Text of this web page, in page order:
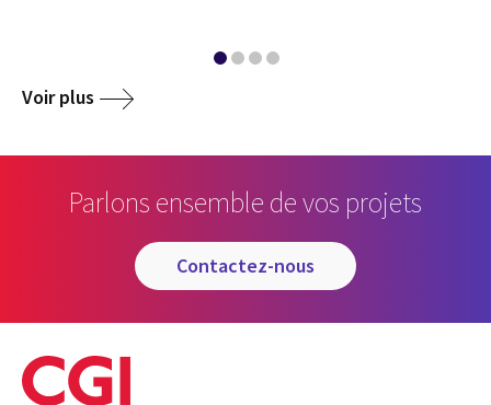
Voir plus
Parlons ensemble de vos projets
contactez-nous